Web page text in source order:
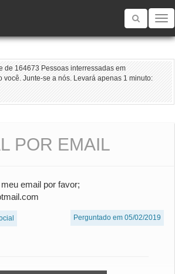
Toggle
de 164673 Pessoas interressadas em
você. Junte-se a nós. Levará apenas 1 minuto:
POR EMAIL
email por favor;
Perguntado em 05/02/2019